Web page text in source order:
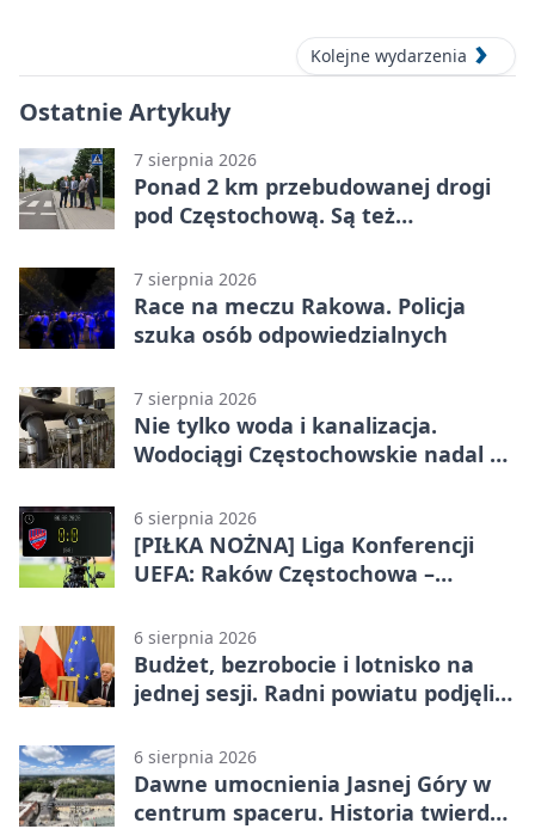
Kolejne wydarzenia
Ostatnie Artykuły
7 sierpnia 2026
Ponad 2 km przebudowanej drogi
pod Częstochową. Są też
7 sierpnia 2026
Race na meczu Rakowa. Policja
szuka osób odpowiedzialnych
7 sierpnia 2026
Nie tylko woda i kanalizacja.
Wodociągi Częstochowskie nadal w
6 sierpnia 2026
[PIŁKA NOŻNA] Liga Konferencji
UEFA: Raków Częstochowa –
meczu III rundy eliminacji
6 sierpnia 2026
Budżet, bezrobocie i lotnisko na
jednej sesji. Radni powiatu podjęli
6 sierpnia 2026
Dawne umocnienia Jasnej Góry w
centrum spaceru. Historia twierdzy